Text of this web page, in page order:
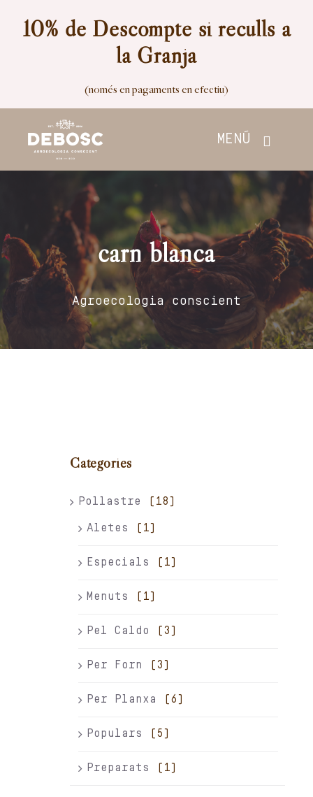
10% de Descompte si reculls a
la Granja
(només en pagaments en efectiu)
MENÚ
Nosaltres
Carret
carn blanca
Agroecologia conscient
Categories
Pollastre (18)
Aletes (1)
Especials (1)
Menuts (1)
Pel Caldo (3)
Per Forn (3)
Per Planxa (6)
Populars (5)
Preparats (1)